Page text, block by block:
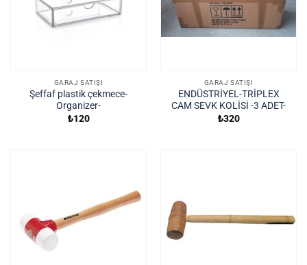
GARAJ SATIŞI
Şeffaf plastik çekmece-
Organizer-
₺120
GARAJ SATIŞI
ENDÜSTRİYEL-TRİPLEX
CAM SEVK KOLİSİ -3 ADET-
₺320